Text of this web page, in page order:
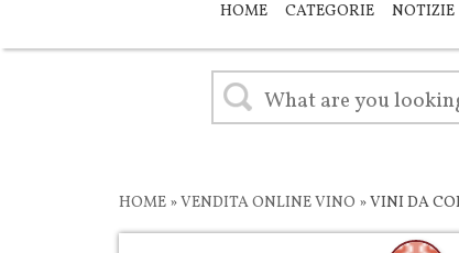
HOME CATEGORIE NOTIZIE
HOME »VENDITA ONLINE VINO »VINI DA